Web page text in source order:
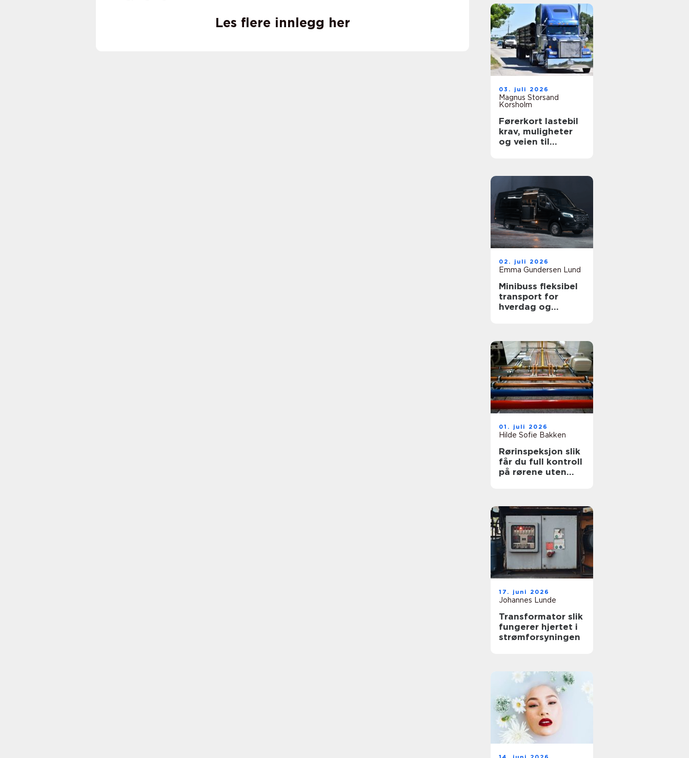
Les flere innlegg her
03. juli 2026
Magnus Storsand
Korsholm
Førerkort lastebil
krav, muligheter
og veien til
02. juli 2026
Emma Gundersen Lund
Minibuss fleksibel
transport for
hverdag og
01. juli 2026
Hilde Sofie Bakken
Rørinspeksjon slik
får du full kontroll
på rørene uten
17. juni 2026
Johannes Lunde
Transformator slik
fungerer hjertet i
strømforsyningen